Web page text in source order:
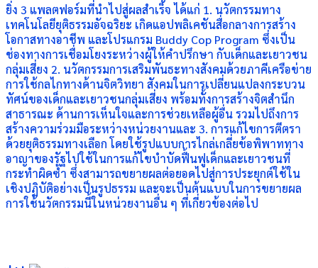
ยิ่ง 3 แพลตฟอร์มที่นำไปสู่ผลสำเร็จ ได้แก่ 1. นวัตกรรมทาง
เทคโนโลยียุติธรรมอัจฉริยะ เกิดแอปพลิเคชันสื่อกลางการสร้าง
โอกาสทางอาชีพ และโปรแกรม Buddy Cop Program ซึ่งเป็น
ช่องทางการเชื่อมโยงระหว่างผู้ให้คำปรึกษา กับเด็กและเยาวชน
กลุ่มเสี่ยง 2. นวัตกรรมการเสริมพันธะทางสังคมด้วยภาคีเครือข่าย
การใช้กลไกทางด้านจิตวิทยา สังคมในการเปลี่ยนแปลงกระบวน
ทัศน์ของเด็กและเยาวชนกลุ่มเสี่ยง พร้อมทั้งการสร้างจิตสำนึก
สาธารณะ ด้านการเห็นใจและการช่วยเหลือผู้อื่น รวมไปถึงการ
สร้างความร่วมมือระหว่างหน่วยงานและ 3. การแก้ไขการตีตรา
ด้วยยุติธรรมทางเลือก โดยใช้รูปแบบการไกล่เกลี่ยข้อพิพาททาง
อาญาของรัฐไปใช้ในการแก้ไขบำบัดฟื้นฟูเด็กและเยาวชนที่
กระทำผิดซ้ำ ซึ่งสามารถขยายผลต่อยอดไปสู่การประยุกต์ใช้ใน
เชิงปฏิบัติอย่างเป็นรูปธรรม และจะเป็นต้นแบบในการขยายผล
การใช้นวัตกรรมนี้ในหน่วยงานอื่น ๆ ที่เกี่ยวข้องต่อไป